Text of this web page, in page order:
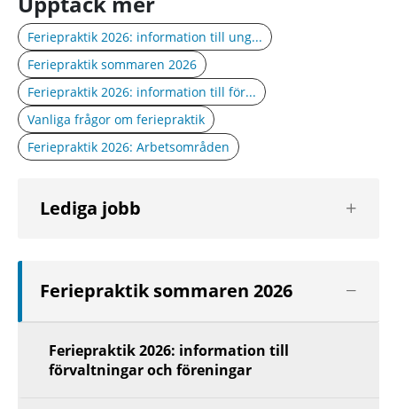
Feriepraktik 2026: information till ung...
Feriepraktik sommaren 2026
Feriepraktik 2026: information till för...
Vanliga frågor om feriepraktik
Feriepraktik 2026: Arbetsområden
Lediga jobb
nästa
Feriepraktik sommaren 2026
Feriepraktik 2026: information till
förvaltningar och föreningar